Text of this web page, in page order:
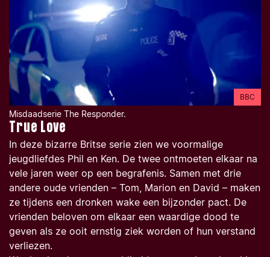
BBC
Misdaadserie The Responder.
True Love
In deze bizarre Britse serie zien we voormalige
jeugdliefdes Phil en Ken. De twee ontmoeten elkaar na
vele jaren weer op een begrafenis. Samen met drie
andere oude vrienden – Tom, Marion en David – maken
ze tijdens een dronken wake een bijzonder pact. De
vrienden beloven om elkaar een waardige dood te
geven als ze ooit ernstig ziek worden of hun verstand
verliezen.